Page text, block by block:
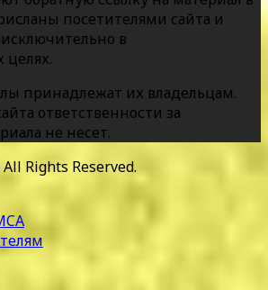
посетителями сайта и
в
целях.
принадлежат их владельцам.
ответственности за
не несет.
Rights Reserved.